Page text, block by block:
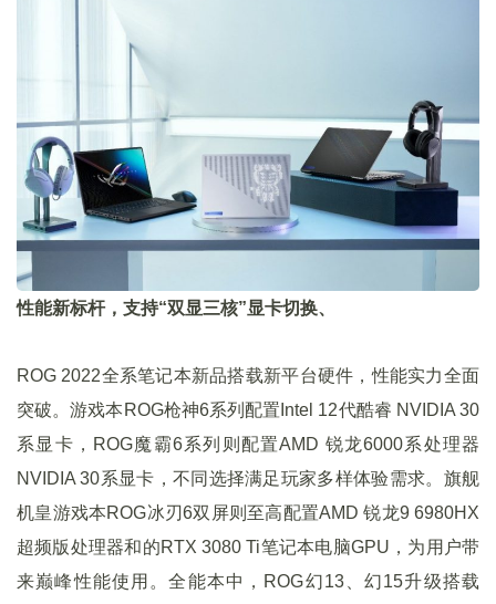
性能新标杆，支持“双显三核”显卡切换、
ROG 2022全系笔记本新品搭载新平台硬件，性能实力全面
突破。游戏本ROG枪神6系列配置Intel 12代酷睿 NVIDIA 30
系显卡，ROG魔霸6系列则配置AMD 锐龙6000系处理器
NVIDIA 30系显卡，不同选择满足玩家多样体验需求。旗舰
机皇游戏本ROG冰刃6双屏则至高配置AMD 锐龙9 6980HX
超频版处理器和的RTX 3080 Ti笔记本电脑GPU，为用户带
来巅峰性能使用。全能本中，ROG幻13、幻15升级搭载